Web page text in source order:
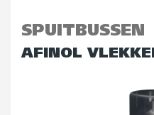
SPUITBUSSEN
AFINOL